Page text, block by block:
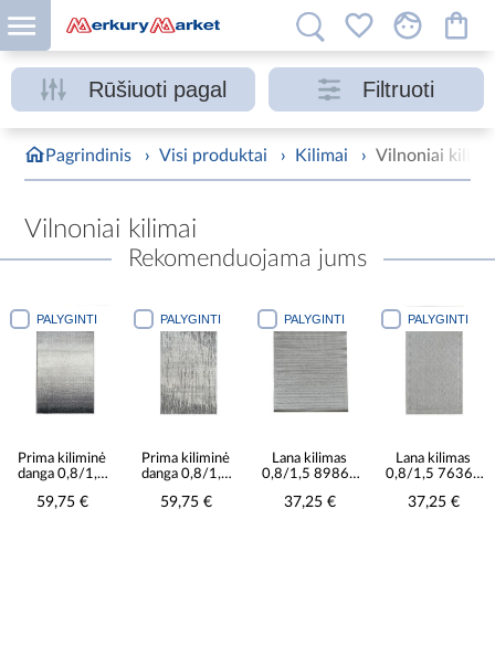
Rūšiuoti pagal Filtruoti
Pagrindinis › Visi produktai › Kilimai › Vilnoniai
Vilnoniai kilimai
Rekomenduojama jums
PALYGINTI
Prima kiliminė
danga 0,8/1,5
59,75 €
PALYGINTI
Prima kiliminė
danga 0,8/1,5
59,75 €
PALYGINTI
Lana kilimas
0,8/1,5 89861
37,25 €
PALYGINTI
Lana kilimas
0,8/1,5 76361
37,25 €